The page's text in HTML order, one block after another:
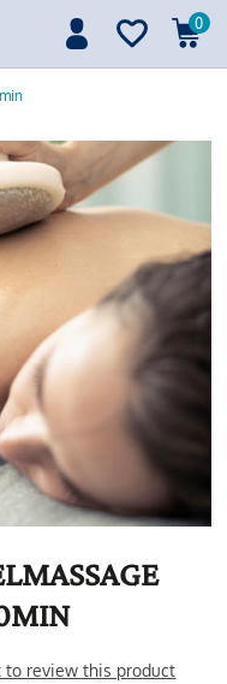
0
to review this product